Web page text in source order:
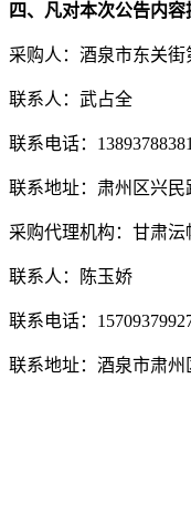
四、凡对本次公告内容
采购人：酒泉市东关街
联系人：武占全
联系电话： 13893788381
联系地址：肃州区兴民
采购代理机构：甘肃
联系人：陈玉娇
联系电话：
联系地址：酒泉市肃州